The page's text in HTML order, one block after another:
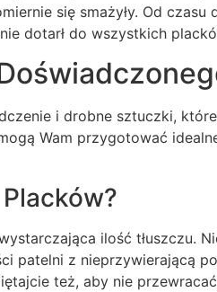
się smażyły. Od czasu
dotarł do wszystkich
i drobne sztuczki,
Wam przygotować
ilość tłuszczu.
patelni z nieprzywierającą
też, aby nie